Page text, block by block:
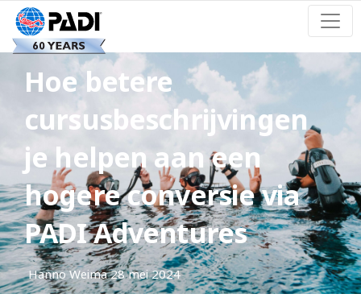
Hoe betere
cursusbeschrijvingen
je helpen aan een
hogere conversie via
PADI Adventures
Hanno Weima 28 mei 2024